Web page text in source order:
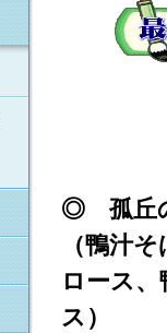
◎ 孤丘
（鴨汁
ロース
ス）